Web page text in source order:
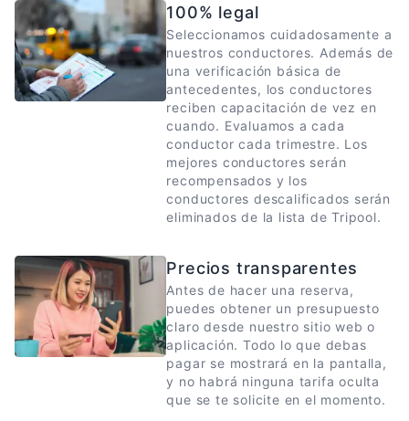
anterior al viaje. Si ya has decidido tus planes
de viaje, reserva lo antes posible para
asegurar las mejores tarifas.
100% legal
Seleccionamos cuidadosamente a
nuestros conductores. Además de
una verificación básica de
antecedentes, los conductores
reciben capacitación de vez en
cuando. Evaluamos a cada
conductor cada trimestre. Los
mejores conductores serán
recompensados y los
conductores descalificados serán
eliminados de la lista de Tripool.
Precios transparentes
Antes de hacer una reserva,
puedes obtener un presupuesto
claro desde nuestro sitio web o
aplicación. Todo lo que debas
pagar se mostrará en la pantalla,
y no habrá ninguna tarifa oculta
que se te solicite en el momento.